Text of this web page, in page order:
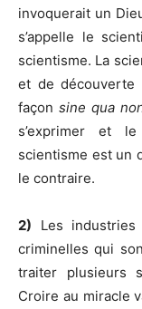
invoquerait un
s’appelle le
scientisme. La
et de découverte
façonsine qua
s’exprimer et
scientisme est un
le contraire.
2) Les industries
criminelles qui
traiter plusieurs
Croire au miracle